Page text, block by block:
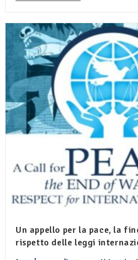
Un appello per la pace, la
rispetto delle leggi